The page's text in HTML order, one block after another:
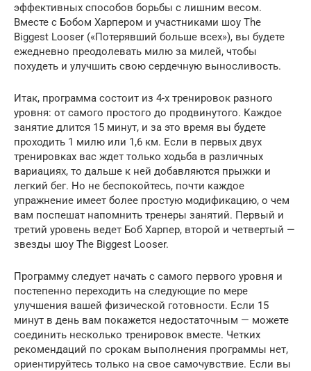
эффективных способов борьбы с лишним весом.
Вместе с Бобом Харпером и участниками шоу The
Biggest Looser («Потерявший больше всех»), вы будете
ежедневно преодолевать милю за милей, чтобы
похудеть и улучшить свою сердечную выносливость.
Итак, программа состоит из 4-х тренировок разного
уровня: от самого простого до продвинутого. Каждое
занятие длится 15 минут, и за это время вы будете
проходить 1 милю или 1,6 км. Если в первых двух
тренировках вас ждет только ходьба в различных
вариациях, то дальше к ней добавляются прыжки и
легкий бег. Но не беспокойтесь, почти каждое
упражнение имеет более простую модификацию, о чем
вам поспешат напомнить тренеры занятий. Первый и
третий уровень ведет Боб Харпер, второй и четвертый —
звезды шоу The Biggest Looser.
Программу следует начать с самого первого уровня и
постепенно переходить на следующие по мере
улучшения вашей физической готовности. Если 15
минут в день вам покажется недостаточным — можете
соединить несколько тренировок вместе. Четких
рекомендаций по срокам выполнения программы нет,
ориентируйтесь только на свое самочувствие. Если вы